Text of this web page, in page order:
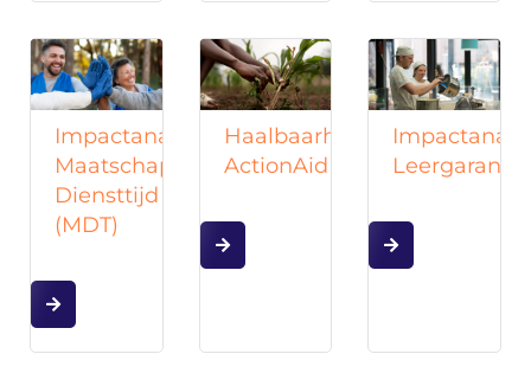
Impactanalyses
Maatschappelijke
Diensttijd
(MDT)
Haalbaarheidsstudie
ActionAid